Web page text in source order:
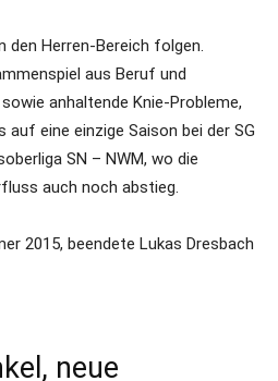
den Herren-Bereich folgen.
aus Beruf und
anhaltende Knie-Probleme,
auf eine einzige Saison bei der SG
SN – NWM, wo die
auch noch abstieg.
2015, beendete Lukas Dresbach
neue